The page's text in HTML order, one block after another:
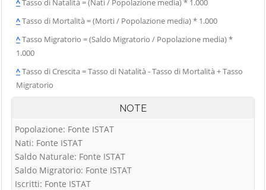
^Tasso di Natalità = (Nati / Popolazione media) * 1.000
^Tasso di Mortalità = (Morti / Popolazione media) * 1.000
^Tasso Migratorio = (Saldo Migratorio / Popolazione media) *
1.000
^Tasso di Crescita = Tasso di Natalità - Tasso di Mortalità + Tasso
Migratorio
NOTE
Popolazione: Fonte ISTAT
Nati: Fonte ISTAT
Saldo Naturale: Fonte ISTAT
Saldo Migratorio: Fonte ISTAT
Iscritti: Fonte ISTAT